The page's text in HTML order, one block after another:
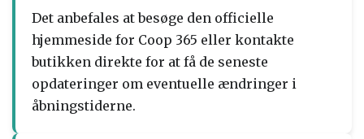
Det anbefales at besøge den officielle
hjemmeside for Coop 365 eller kontakte
butikken direkte for at få de seneste
opdateringer om eventuelle ændringer i
åbningstiderne.